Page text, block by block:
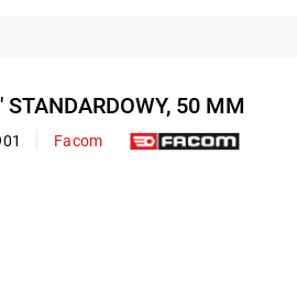
50 MM
Facom